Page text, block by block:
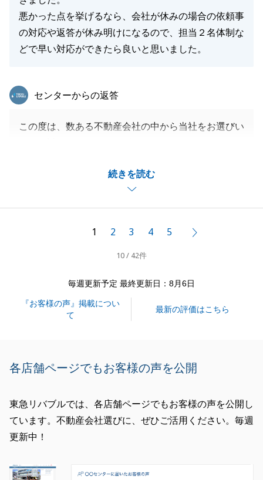
悪かった点を挙げるなら、会社が休みの場合の依頼事
の対応や返答が休み明けになるので、担当２名体制な
どで早い対応ができたら良いと思いました。
続きを読む
東急リバブル
センターからの返答
この度は、数ある不動産会社の中から当社をお選びい
変うれしく思います。
ご新居でも、ご家族皆様体調にはお気を付けてお過ご
しください。
引き続きよろしくお願いいたします。
1 2 3 4 5
10 / 42件
毎週更新予定 最終更新日：8月6日
『お客様の声』掲載につい
て
最新の評価はこちら
各店舗ページでもお客様の声を公開
東急リバブルでは、各店舗ページでもお客様の声を公開し
ています。不動産会社選びに、ぜひご活用ください。毎週
更新中！